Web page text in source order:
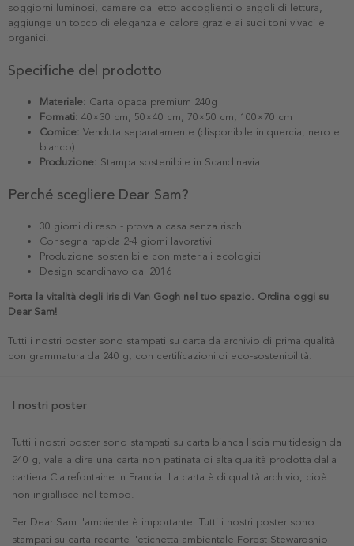
soggiorni luminosi, camere da letto accoglienti o angoli di lettura,
aggiunge un tocco di eleganza e calore grazie ai suoi toni vivaci e
organici.
Specifiche del prodotto
Materiale: Carta opaca premium 240g
Formati: 40×30 cm, 50×40 cm, 70×50 cm, 100×70 cm
Cornice: Venduta separatamente (disponibile in quercia, nero e
bianco)
Produzione: Stampa sostenibile in Scandinavia
Perché scegliere Dear Sam?
30 giorni di reso - prova a casa senza rischi
Consegna rapida 2-4 giorni lavorativi
Produzione sostenibile con materiali ecologici
Design scandinavo dal 2016
Porta la vitalità degli iris di Van Gogh nel tuo spazio. Ordina oggi su
Dear Sam!
Tutti i nostri poster sono stampati su carta da archivio di prima qualità
con grammatura da 240 g, con certificazioni di eco-sostenibilità.
I nostri poster
Tutti i nostri poster sono stampati su carta bianca liscia multidesign da
240 g, vale a dire una carta non patinata di alta qualità prodotta dalla
cartiera Clairefontaine in Francia. La carta è di qualità archivio, cioè
non ingiallisce nel tempo.
Per Dear Sam l'ambiente è importante. Tutti i nostri poster sono
stampati su carta recante l'etichetta ambientale Forest Stewardship